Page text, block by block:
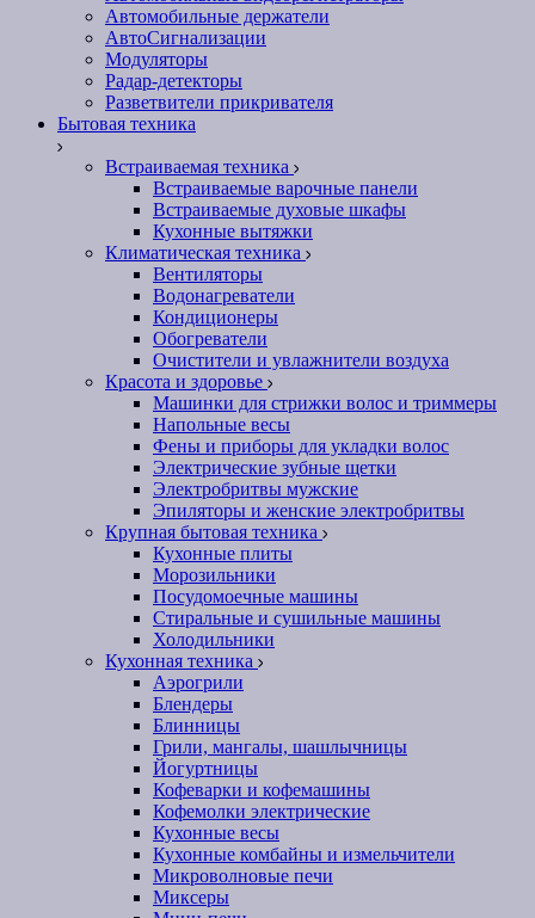
Автомобильные держатели
АвтоСигнализации
Модуляторы
Радар-детекторы
Разветвители прикривателя
Бытовая техника
Встраиваемая техника
Встраиваемые варочные панели
Встраиваемые духовые шкафы
Кухонные вытяжки
Климатическая техника
Вентиляторы
Водонагреватели
Кондиционеры
Обогреватели
Очистители и увлажнители воздуха
Красота и здоровье
Машинки для стрижки волос и триммеры
Напольные весы
Фены и приборы для укладки волос
Электрические зубные щетки
Электробритвы мужские
Эпиляторы и женские электробритвы
Крупная бытовая техника
Кухонные плиты
Морозильники
Посудомоечные машины
Стиральные и сушильные машины
Холодильники
Кухонная техника
Аэрогрили
Блендеры
Блинницы
Грили, мангалы, шашлычницы
Йогуртницы
Кофеварки и кофемашины
Кофемолки электрические
Кухонные весы
Кухонные комбайны и измельчители
Микроволновые печи
Миксеры